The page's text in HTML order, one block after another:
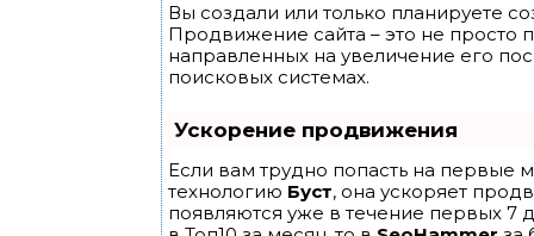
Вы создали или только планируете
Продвижение сайта – это не просто
направленных на увеличение его
поисковых системах.
Ускорение продвижения
Если вам трудно попасть на первые
технологию Буст, она ускоряет
появляются уже в течение первых 7